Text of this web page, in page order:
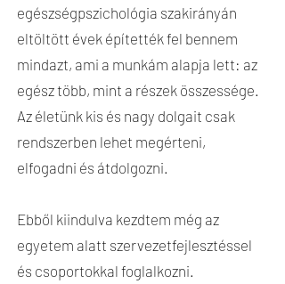
egészségpszichológia szakirányán
eltöltött évek építették fel bennem
mindazt, ami a munkám alapja lett: az
egész több, mint a részek összessége.
Az életünk kis és nagy dolgait csak
rendszerben lehet megérteni,
elfogadni és átdolgozni.
Ebből kiindulva kezdtem még az
egyetem alatt szervezetfejlesztéssel
és csoportokkal foglalkozni.